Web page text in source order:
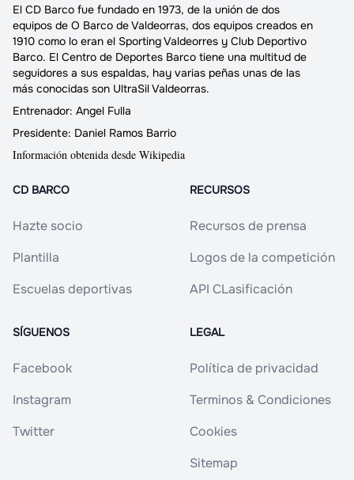
El CD Barco fue fundado en 1973, de la unión de dos
equipos de O Barco de Valdeorras, dos equipos creados en
1910 como lo eran el Sporting Valdeorres y Club Deportivo
Barco. El Centro de Deportes Barco tiene una multitud de
seguidores a sus espaldas, hay varias peñas unas de las
más conocidas son UltraSil Valdeorras.
Entrenador: Angel Fulla
Presidente: Daniel Ramos Barrio
Información obtenida desde Wikipedia
CD BARCO
Hazte socio
Plantilla
Escuelas deportivas
RECURSOS
Recursos de prensa
Logos de la competición
API CLasificación
SÍGUENOS
Facebook
Instagram
Twitter
LEGAL
Política de privacidad
Terminos & Condiciones
Cookies
Sitemap